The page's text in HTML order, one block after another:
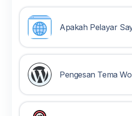
Apakah Pelayar
Pengesan Tema